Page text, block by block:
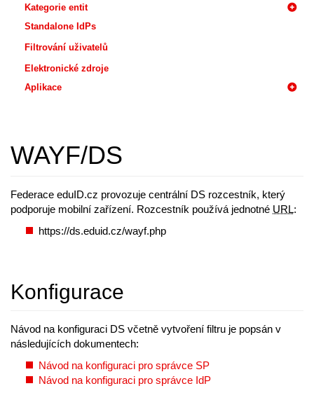
Kategorie entit
Standalone IdPs
Filtrování uživatelů
Elektronické zdroje
Aplikace
WAYF/DS
Federace eduID.cz provozuje centrální DS rozcestník, který
podporuje mobilní zařízení. Rozcestník používá jednotné URL:
https://ds.eduid.cz/wayf.php
Konfigurace
Návod na konfiguraci DS včetně vytvoření filtru je popsán v
následujících dokumentech:
Návod na konfiguraci pro správce SP
Návod na konfiguraci pro správce IdP